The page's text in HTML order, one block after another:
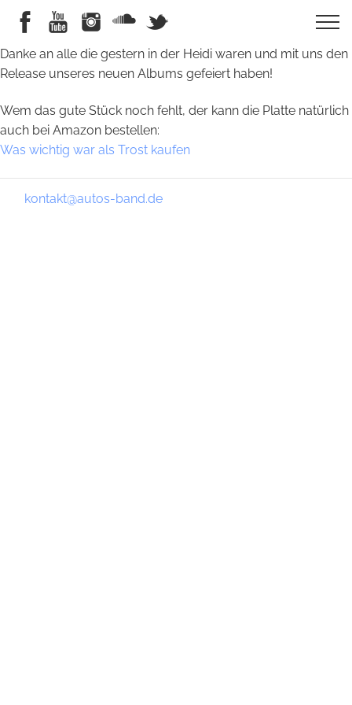
Danke an alle die gestern in der Heidi waren und mit uns den
Release unseres neuen Albums gefeiert haben!
Wem das gute Stück noch fehlt, der kann die Platte natürlich
auch bei Amazon bestellen:
Was wichtig war als Trost kaufen
kontakt@autos-band.de